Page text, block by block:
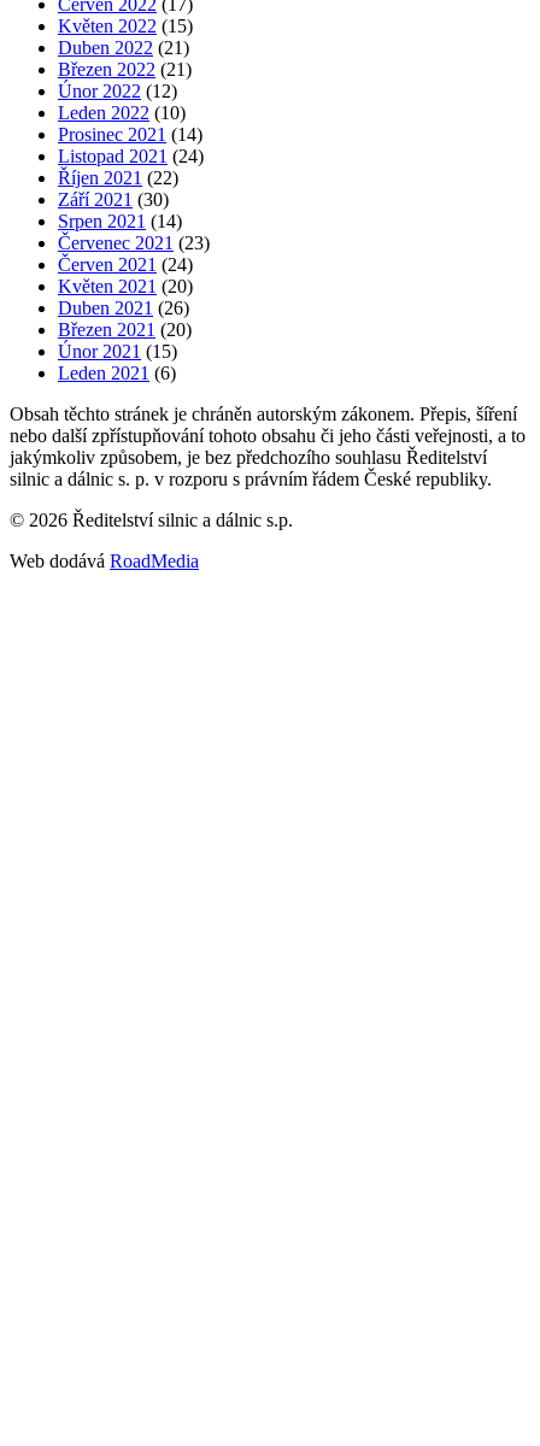
Červen 2022 (17)
Květen 2022 (15)
Duben 2022 (21)
Březen 2022 (21)
Únor 2022 (12)
Leden 2022 (10)
Prosinec 2021 (14)
Listopad 2021 (24)
Říjen 2021 (22)
Září 2021 (30)
Srpen 2021 (14)
Červenec 2021 (23)
Červen 2021 (24)
Květen 2021 (20)
Duben 2021 (26)
Březen 2021 (20)
Únor 2021 (15)
Leden 2021 (6)
Obsah těchto stránek je chráněn autorským zákonem. Přepis, šíření
nebo další zpřístupňování tohoto obsahu či jeho části veřejnosti, a to
jakýmkoliv způsobem, je bez předchozího souhlasu Ředitelství
silnic a dálnic s. p. v rozporu s právním řádem České republiky.
© 2026 Ředitelství silnic a dálnic s.p.
Web dodává RoadMedia